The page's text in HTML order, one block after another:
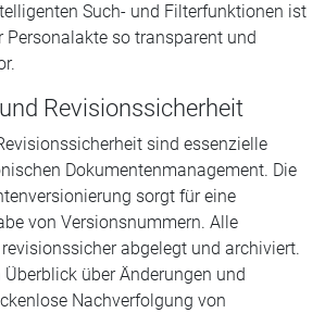
Such- und Filterfunktionen ist
Personalakte so transparent und
Revisionssicherheit
sind essenzielle
Dokumentenmanagement. Die
sorgt für eine
von Versionsnummern. Alle
abgelegt und archiviert.
über Änderungen und
Nachverfolgung von